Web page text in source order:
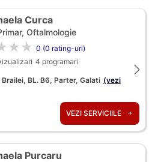
Curca
Oftalmologie
0 (0 rating-uri)
4 programari
Brailei, BL. B6, Parter, Galati (vezi
VEZI SERVICIILE
Purcaru